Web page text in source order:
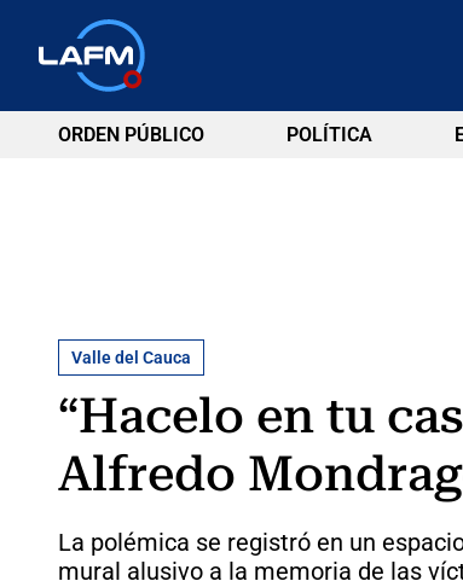
ORDEN PÚBLICO POLÍTICA
Valle del Cauca
“Hacelo en tu
Alfredo
La polémica se registró en un
mural alusivo a la memoria de las